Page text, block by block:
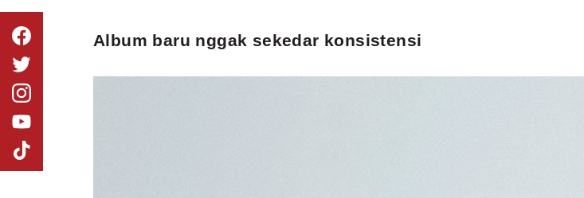
Album baru nggak sekedar konsistensi